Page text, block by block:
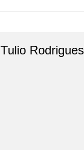
Tulio Rodrigues